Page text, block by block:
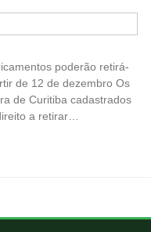
poderão retirá-
de 12 de dezembro Os
de Curitiba cadastrados
a retirar…